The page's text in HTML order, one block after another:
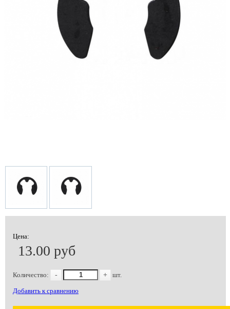
Цена:
13.00 руб
Количество: - + шт.
Добавить к сравнению